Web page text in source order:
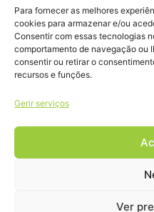
Para fornecer as melhores
cookies para armazenar e/ou
Consentir com essas tecnologias
comportamento de navegação ou
consentir ou retirar o
recursos e funções.
Gerir serviços
Ver
imperdíveis
teu
Livro de